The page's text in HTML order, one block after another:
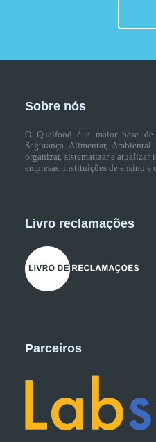
Sobre nós
O Qualfood é a maior base
Segurança Alimentar,
organizar, sistematizar e atualizar
empresas, instituições de ensino e
Livro reclamações
Parceiros